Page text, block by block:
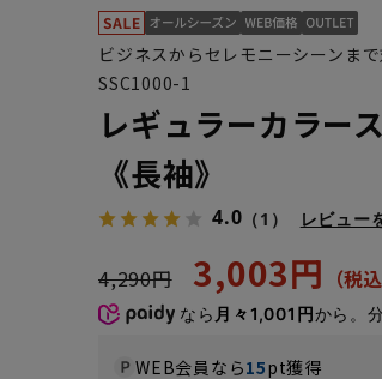
ビジネスからセレモニーシーンま
SSC1000-1
レギュラーカラー
《長袖》
4.0 （1） レビュー
4,290円 3,003円
なら 月々1,001円から。
WEB会員なら15pt獲得